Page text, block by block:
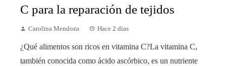
C para la reparación de tejidos
Carolina Mendoza Hace 2 días
¿Qué alimentos son ricos en vitamina C?La vitamina C,
también conocida como ácido ascórbico, es un nutriente